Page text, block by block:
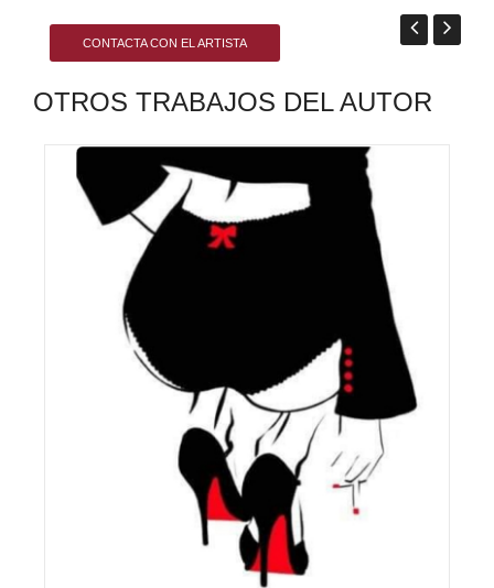
CONTACTA CON EL ARTISTA
OTROS TRABAJOS DEL AUTOR